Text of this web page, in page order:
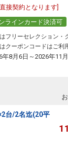
接契約となります]
ラインカード決済可
フリーセレクション・
クーポンコードはご利
年8月6日～2026年11
台/2名迄(20平